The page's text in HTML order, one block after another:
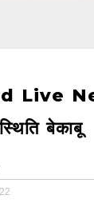
बेकाबू